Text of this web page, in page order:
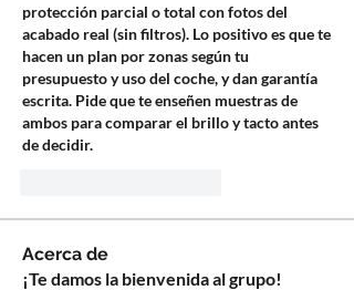
protección parcial o total con fotos del
acabado real (sin filtros). Lo positivo es que te
hacen un plan por zonas según tu
presupuesto y uso del coche, y dan garantía
escrita. Pide que te enseñen muestras de
ambos para comparar el brillo y tacto antes
de decidir.
Acerca de
¡Te damos la bienvenida al grupo!